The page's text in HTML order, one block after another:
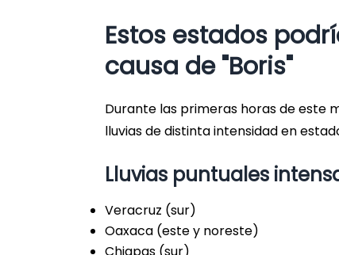
Estos estados
causa de "Boris"
Durante las primeras horas de este
lluvias de distinta intensidad en
Lluvias puntuales
Veracruz (sur)
Oaxaca (este y noreste)